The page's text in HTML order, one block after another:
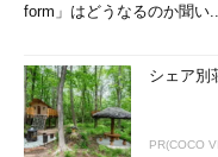
form」はどうなるのか聞い
シェア別
PR(COCO